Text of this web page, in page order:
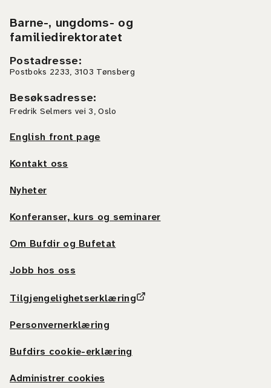
Barne-, ungdoms- og
familiedirektoratet
Postadresse:
Postboks 2233, 3103 Tønsberg
Besøksadresse:
Fredrik Selmers vei 3, Oslo
English front page
Kontakt oss
Nyheter
Konferanser, kurs og seminarer
Om Bufdir og Bufetat
Jobb hos oss
Tilgjengelighetserklæring
Personvernerklæring
Bufdirs cookie-erklæring
Administrer cookies